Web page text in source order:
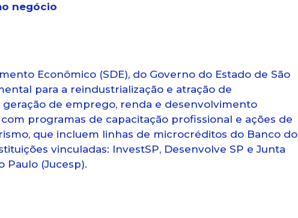
negócio
Econômico (SDE), do Governo do Estado de São
para a reindustrialização e atração de
de emprego, renda e desenvolvimento
programas de capacitação profissional e ações de
que incluem linhas de microcréditos do Banco do
vinculadas: InvestSP, Desenvolve SP e Junta
Paulo (Jucesp).